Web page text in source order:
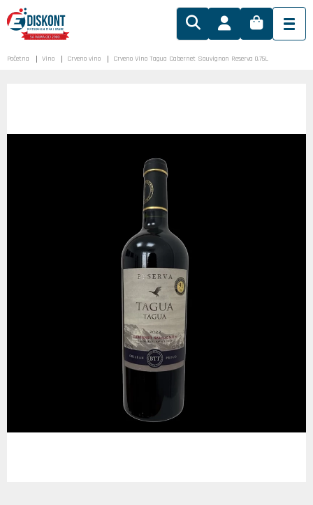
Početna Vino Crveno vino Crveno Vino Tagua Cabernet Sauvignon Reserva 0.75L